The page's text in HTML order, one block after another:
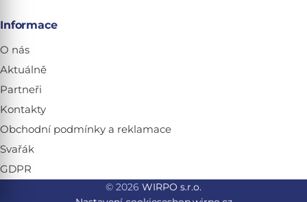
Informace
O nás
Aktuálně
Partneři
Kontakty
Obchodní podmínky a reklamace
Svařák
GDPR
© 2026 WIRPO s.r.o.